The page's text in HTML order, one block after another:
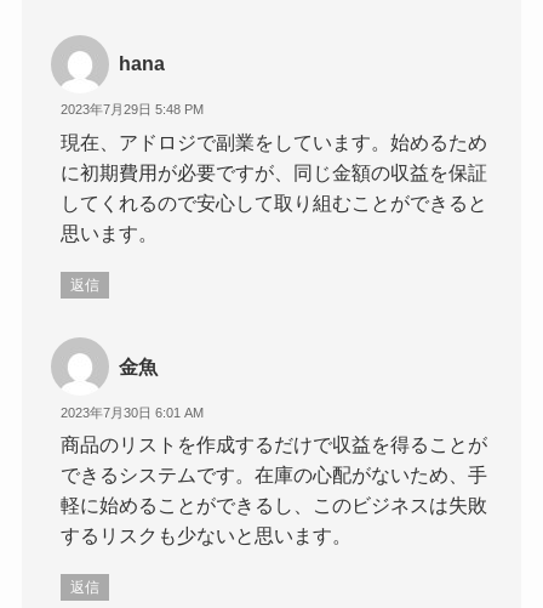
hana
2023年7月29日 5:48 PM
現在、アドロジで副業をしています。始めるため
に初期費用が必要ですが、同じ金額の収益を保証
してくれるので安心して取り組むことができると
思います。
返信
金魚
2023年7月30日 6:01 AM
商品のリストを作成するだけで収益を得ることが
できるシステムです。在庫の心配がないため、手
軽に始めることができるし、このビジネスは失敗
するリスクも少ないと思います。
返信